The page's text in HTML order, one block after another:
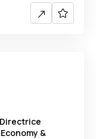
Directrice
&